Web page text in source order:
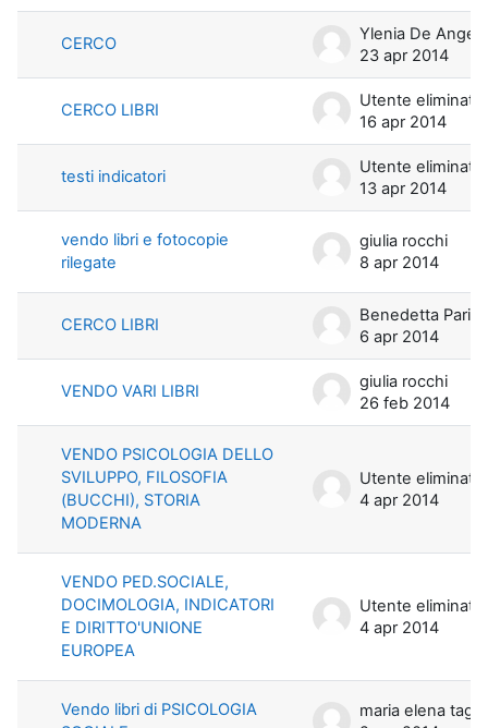
CERCO
Ylenia De
23 apr 2014
CERCO LIBRI
Utente eliminato
16 apr 2014
testi indicatori
Utente eliminato
13 apr 2014
vendo libri e fotocopie
rilegate
giulia rocchi
8 apr 2014
CERCO LIBRI
Benedetta Parisi
6 apr 2014
VENDO VARI LIBRI
giulia rocchi
26 feb 2014
VENDO PSICOLOGIA DELLO
SVILUPPO, FILOSOFIA
(BUCCHI), STORIA
MODERNA
Utente eliminato
4 apr 2014
VENDO PED.SOCIALE,
DOCIMOLOGIA, INDICATORI
E DIRITTO'UNIONE
EUROPEA
Utente eliminato
4 apr 2014
Vendo libri di PSICOLOGIA